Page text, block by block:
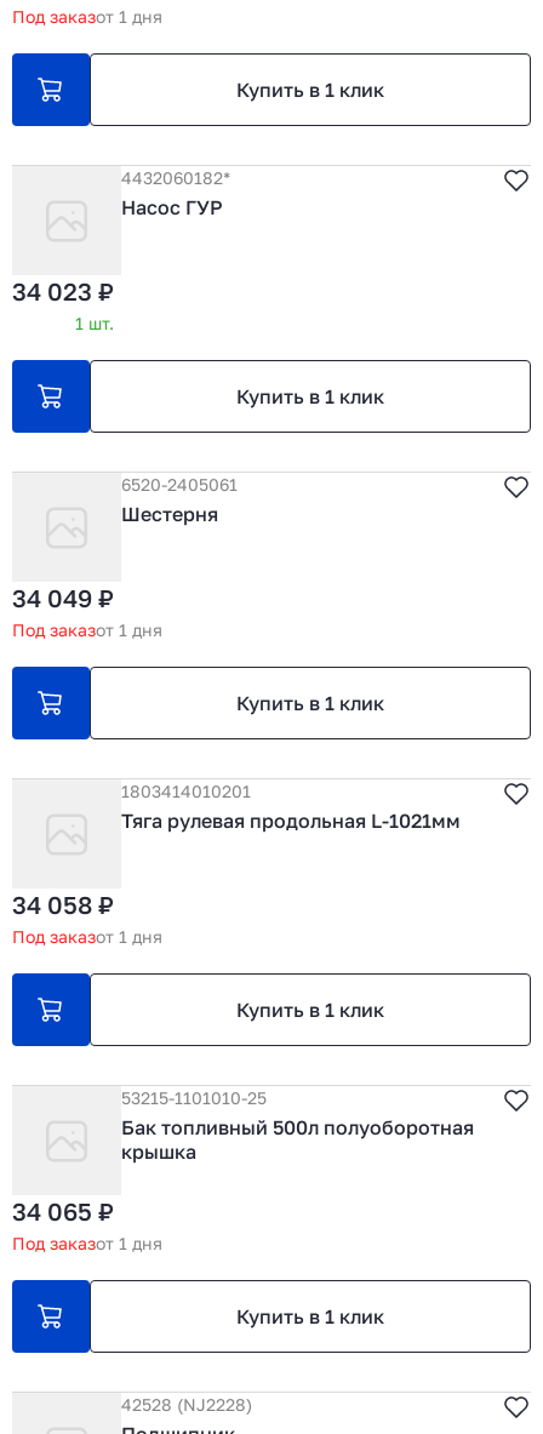
Под заказот 1 дня
Купить в 1 клик
4432060182*
Насос ГУР
34 023 ₽
1 шт.
Купить в 1 клик
6520-2405061
Шестерня
34 049 ₽
Под заказот 1 дня
Купить в 1 клик
1803414010201
Тяга рулевая продольная L-1021мм
34 058 ₽
Под заказот 1 дня
Купить в 1 клик
53215-1101010-25
Бак топливный 500л полуоборотная
крышка
34 065 ₽
Под заказот 1 дня
Купить в 1 клик
42528 (NJ2228)